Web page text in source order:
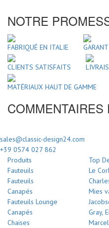
NOTRE
FABRIQUÉ EN ITALIE
CLIENTS SATISFAITS
MATÉRIAUX HAUT DE GAMME
COMMENTAIRES
sales@classic-design24.com
+39 0574 027 862
Produits
Fauteuils
Fauteuils
Canapés
Fauteuils Lounge
Canapés
Chaises
Top
Le
Mies
Gray,